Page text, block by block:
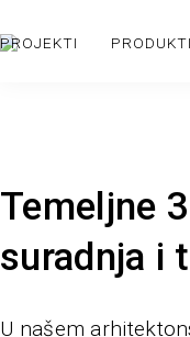
PROJEKTI PRODUKTI
Temeljne
suradnja i
U našem